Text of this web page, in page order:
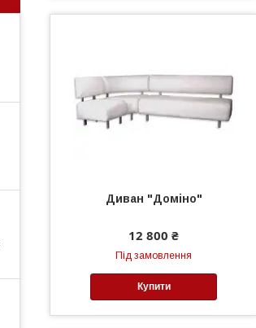
Диван "Доміно"
12 800 ₴
Під замовлення
Купити